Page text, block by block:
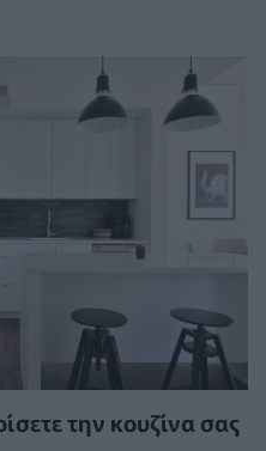
την κουζίνα σας